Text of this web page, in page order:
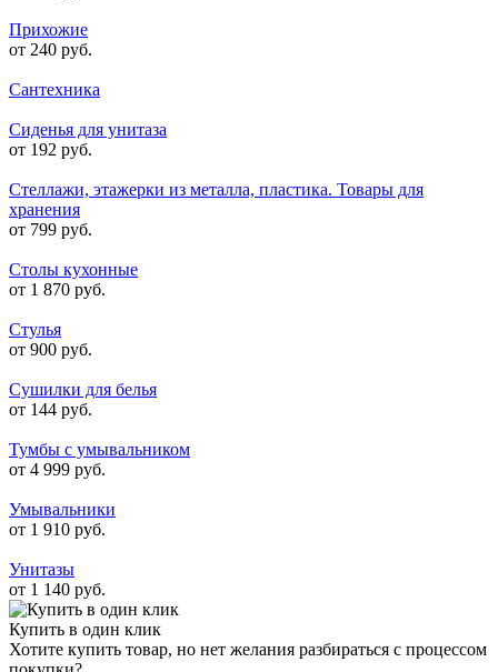
Прихожие
от 240 руб.
Сантехника
Сиденья для унитаза
от 192 руб.
Стеллажи, этажерки из металла, пластика. Товары для
хранения
от 799 руб.
Столы кухонные
от 1 870 руб.
Стулья
от 900 руб.
Сушилки для белья
от 144 руб.
Тумбы с умывальником
от 4 999 руб.
Умывальники
от 1 910 руб.
Унитазы
от 1 140 руб.
Купить в один клик
Хотите купить товар, но нет желания разбираться с процессом